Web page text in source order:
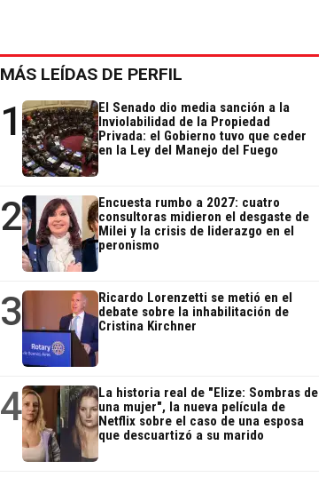
MÁS LEÍDAS DE PERFIL
1
El Senado dio media sanción a la
Inviolabilidad de la Propiedad
Privada: el Gobierno tuvo que ceder
en la Ley del Manejo del Fuego
2
Encuesta rumbo a 2027: cuatro
consultoras midieron el desgaste de
Milei y la crisis de liderazgo en el
peronismo
3
Ricardo Lorenzetti se metió en el
debate sobre la inhabilitación de
Cristina Kirchner
4
La historia real de "Elize: Sombras de
una mujer", la nueva película de
Netflix sobre el caso de una esposa
que descuartizó a su marido